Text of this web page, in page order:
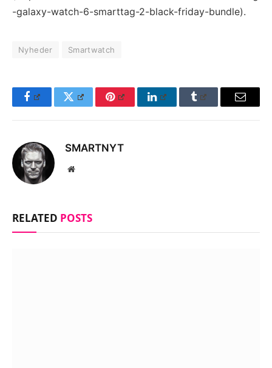
-galaxy-watch-6-smarttag-2-black-friday-bundle).
Nyheder Smartwatch
FacebookTwitter Pinterest LinkedInTumblr Email
SMARTNYT
Website
RELATED POSTS